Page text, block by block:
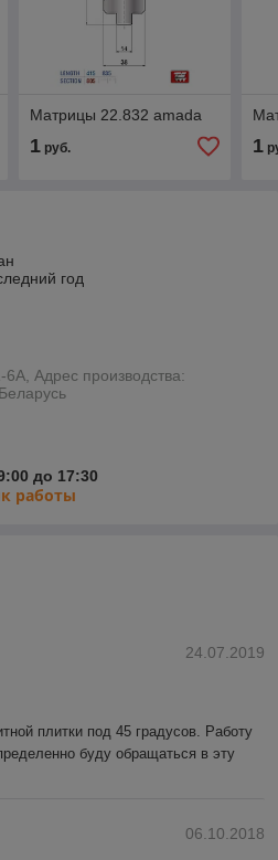
Матрицы 22.832 amada
1руб. 1
год
Адрес производства:
до 17:30
работы
24.07.2019
плитки под 45 градусов. Работу
буду обращаться в эту
06.10.2018